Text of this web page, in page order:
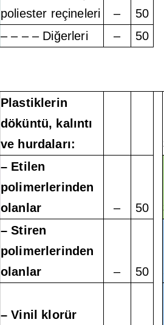
poliester reçineleri
–
50
– – – – Diğerleri – 50
Plastiklerin
döküntü, kalıntı
ve hurdaları:
– Etilen
polimerlerinden
olanlar
– 50
– Stiren
polimerlerinden
olanlar
– 50
– Vinil klorür